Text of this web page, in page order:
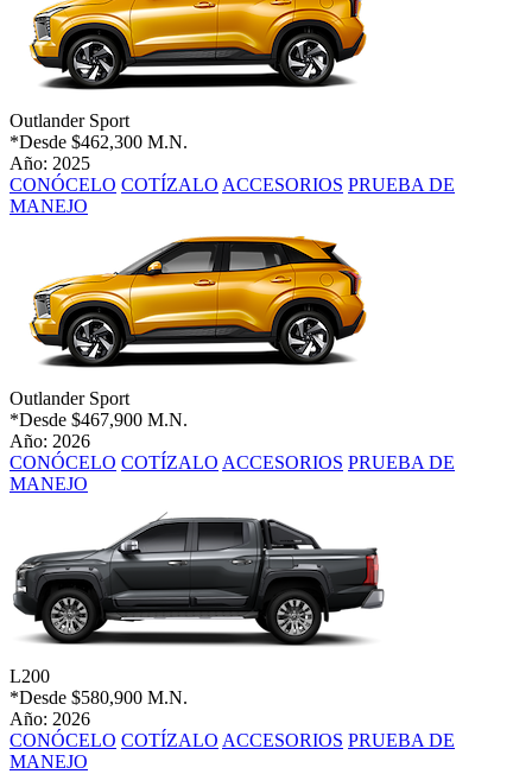
Outlander Sport
*Desde $462,300 M.N.
Año: 2025
CONÓCELO COTÍZALO ACCESORIOS PRUEBA DE
MANEJO
Outlander Sport
*Desde $467,900 M.N.
Año: 2026
CONÓCELO COTÍZALO ACCESORIOS PRUEBA DE
MANEJO
L200
*Desde $580,900 M.N.
Año: 2026
CONÓCELO COTÍZALO ACCESORIOS PRUEBA DE
MANEJO